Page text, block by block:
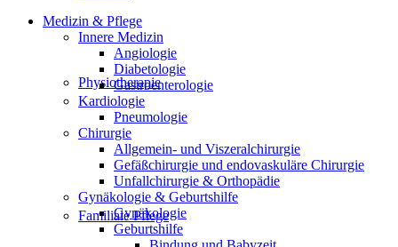
Physiotherapie
Familiale Pflege
Medizin & Pflege
Innere Medizin
Angiologie
Diabetologie
Gastroenterologie
Kardiologie
Pneumologie
Chirurgie
Allgemein- und Viszeralchirurgie
Gefäßchirurgie und endovaskuläre Chirurgie
Unfallchirurgie & Orthopädie
Gynäkologie & Geburtshilfe
Gynäkologie
Geburtshilfe